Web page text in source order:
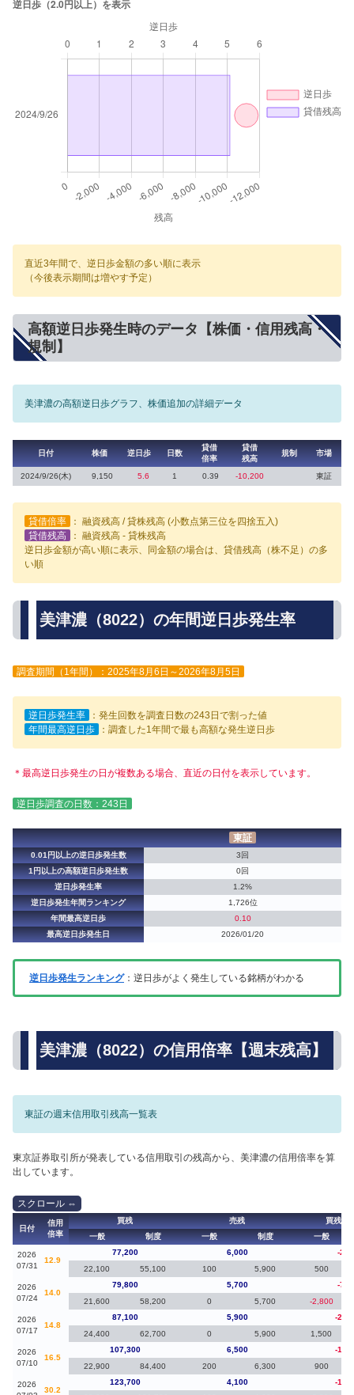
直近3年間で、逆日歩金額の多い順に表示
（今後表示期間は増やす予定）
高額逆日歩発生時のデータ【株価・信用残高・
規制】
美津濃の高額逆日歩グラフ、株価追加の詳細データ
日付 株価 逆日歩 日数
貸借
倍率
貸借
残高
規制 市場
2024/9/26(木) 9,150 5.6 1 0.39 -10,200 東証
貸借倍率
： 融資残高 / 貸株残高 (小数点第三位を四捨五入)
貸借残高
： 融資残高 - 貸株残高
逆日歩金額が高い順に表示、同金額の場合は、貸借残高（株不足）の多
い順
美津濃（8022）の年間逆日歩発生率
調査期間（1年間）：2025年8月6日～2026年8月5日
逆日歩発生率
：発生回数を調査日数の243日で割った値
年間最高逆日歩
：調査した1年間で最も高額な発生逆日歩
＊最高逆日歩発生の日が複数ある場合、直近の日付を表示しています。
逆日歩調査の日数：243日
東証
0.01円以上の逆日歩発生数
3回
1円以上の高額逆日歩発生数
0回
逆日歩発生率
1.2%
逆日歩発生年間ランキング
1,726位
年間最高逆日歩
0.10
最高逆日歩発生日
2026/01/20
逆日歩発生ランキング：逆日歩がよく発生している銘柄がわかる
美津濃（8022）の信用倍率【週末残高】
東証の週末信用取引残高一覧表
東京証券取引所が発表している信用取引の残高から、美津濃の信用倍率を算
出しています。
日付
信用
倍率
買残 売残
買残（
一般
制度 一般 制度 一般
2026
07/31
12.9
77,200 6,000
-
22,100
55,100 100 5,900 500
2026
07/24
14.0
79,800 5,700
-
21,600
58,200 0 5,700 -2,800
2026
07/17
14.8
87,100 5,900
-
24,400
62,700 0 5,900 1,500
2026
07/10
16.5
107,300 6,500
-
22,900
84,400 200 6,300 900
2026
30.2
123,700 4,100
-